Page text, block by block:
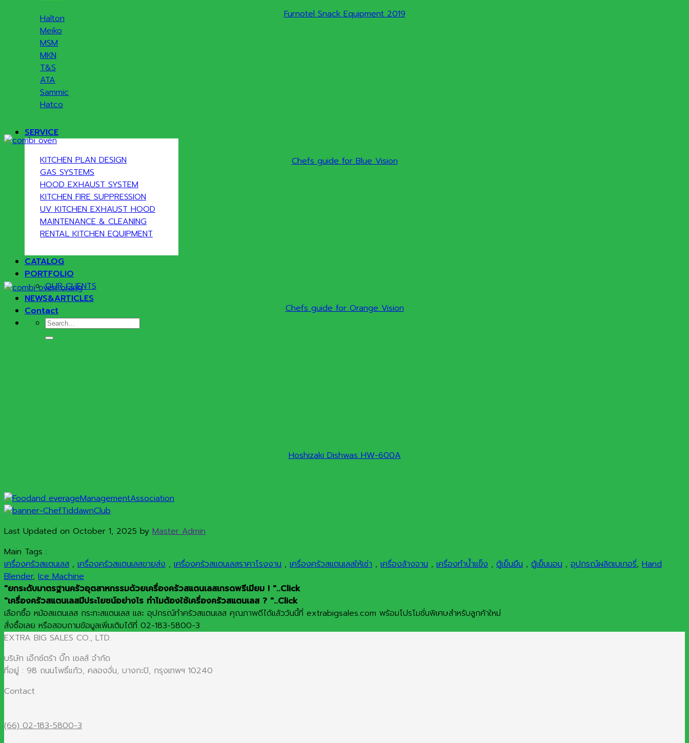
Halton
Meiko
MSM
MKN
T&S
ATA
Sammic
Hatco
SERVICE
KITCHEN PLAN DESIGN
GAS SYSTEMS
HOOD EXHAUST SYSTEM
KITCHEN FIRE SUPPRESSION
UV KITCHEN EXHAUST HOOD
MAINTENANCE & CLEANING
RENTAL KITCHEN EQUIPMENT
CATALOG
PORTFOLIO
OUR CLIENTS
NEWS&ARTICLES
Contact
Search
for:
Furnotel Snack Equipment 2019
Chefs guide for Blue Vision
Chefs guide for Orange Vision
Hoshizaki Dishwas HW-600A
Last Updated on October 1, 2025 by Master Admin
Main Tags :
เครื่องครัวสแตนเลส , เครื่องครัวสแตนเลสขายส่ง , เครื่องครัวสแตนเลสราคาโรงงาน , เครื่องครัวสแตนเลสให้เช่า , เครื่องล้างจาน , เครื่องทำน้ำแข็ง , ตู้เย็นยืน , ตู้เย็นนอน , อุปกรณ์ผลิตเบเกอรี่, Hand
Blender, Ice Machine
"ยกระดับมาตรฐานครัวอุตสาหกรรมด้วยเครื่องครัวสแตนเลสเกรดพรีเมียม ! "..Click
"เครื่องครัวสแตนเลสมีประโยชน์อย่างไร ทำไมต้องใช้เครื่องครัวสแตนเลส ? "..Click
เลือกซื้อ หม้อสแตนเลส กระทะสแตนเลส และ อุปกรณ์ทำครัวสแตนเลส คุณภาพดีได้แล้ววันนี้ที่ extrabigsales.com พร้อมโปรโมชั่นพิเศษสำหรับลูกค้าใหม่
สั่งซื้อเลย หรือสอบถามข้อมูลเพิ่มเติมได้ที่ 02-183-5800-3
EXTRA BIG SALES CO., LTD.
บริษัท เอ๊กซ์ตร้า บิ๊ก เซลส์ จำกัด
ที่อยู่ : 98 ถนนโพธิ์แก้ว, คลองจั่น, บางกะปิ, กรุงเทพฯ 10240
Contact
(66) 02-183-5800-3